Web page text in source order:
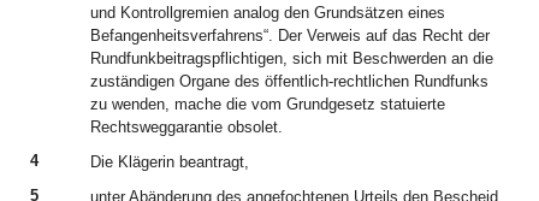
und Kontrollgremien analog den Grundsätzen eines
Befangenheitsverfahrens“. Der Verweis auf das Recht der
Rundfunkbeitragspflichtigen, sich mit Beschwerden an die
zuständigen Organe des öffentlich-rechtlichen Rundfunks
zu wenden, mache die vom Grundgesetz statuierte
Rechtsweggarantie obsolet.
4
Die Klägerin beantragt,
5
unter Abänderung des angefochtenen Urteils den Bescheid